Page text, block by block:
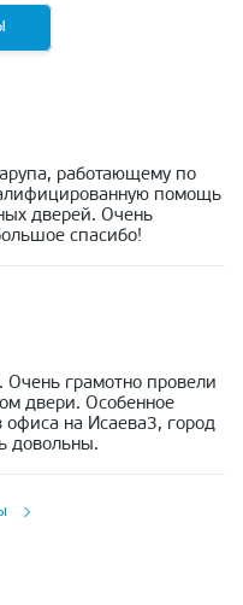
работающему по
помощь
дверей. Очень
спасибо!
Очень грамотно провели
двери. Особенное
офиса на Исаева3, город
довольны.